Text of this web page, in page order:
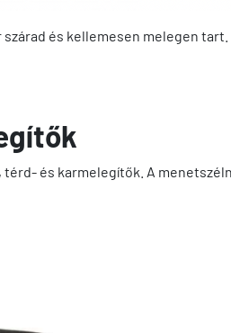
és kellemesen melegen
és karmelegítők. A